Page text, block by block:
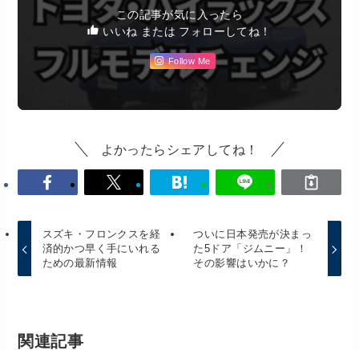
この記事が気に入ったら
いいね または フォローしてね！
Follow Me
よかったらシェアしてね！
スズキ・フロンクスを経
済的かつ早く手にいれる
ための最新情報
ついに日本発売が決まっ
た5ドア「ジムニー」！
その影響はいかに？
関連記事